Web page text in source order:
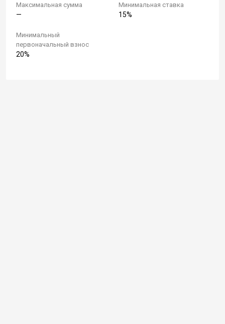
Максимальная сумма
—
Минимальная ставка
15%
Минимальный
первоначальный взнос
20%